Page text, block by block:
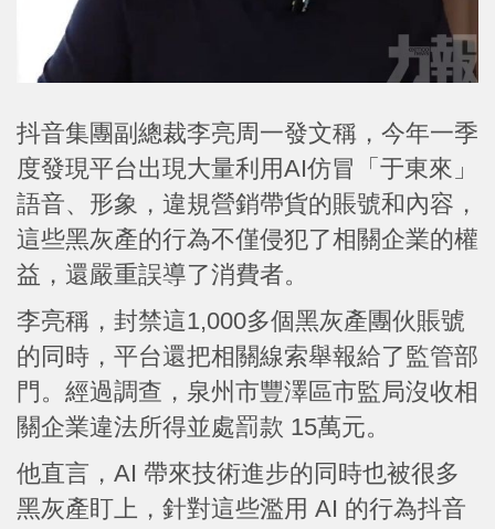
抖音集團副總裁李亮周一發文稱，今年一季
度發現平台出現大量利用AI仿冒「于東來」
語音、形象，違規營銷帶貨的賬號和內容，
這些黑灰產的行為不僅侵犯了相關企業的權
益，還嚴重誤導了消費者。
李亮稱，封禁這1,000多個黑灰產團伙賬號
的同時，平台還把相關線索舉報給了監管部
門。經過調查，泉州市豐澤區市監局沒收相
關企業違法所得並處罰款 15萬元。
他直言，AI 帶來技術進步的同時也被很多
黑灰產盯上，針對這些濫用 AI 的行為抖音